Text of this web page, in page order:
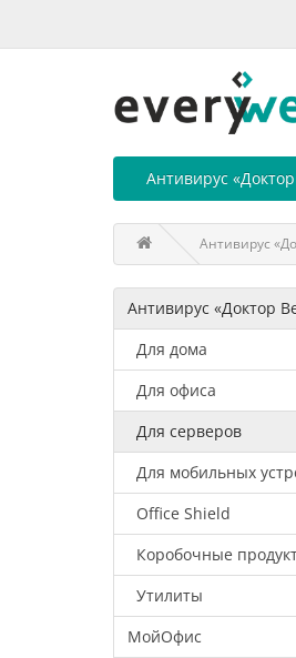
Антивирус
Антивирус
Антивирус «Доктор
Для дома
Для офиса
Для серверов
Для мобильных
Office Shield
Коробочные
Утилиты
МойОфис